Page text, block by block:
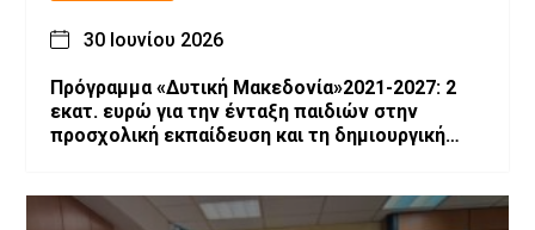
30 Ιουνίου 2026
Πρόγραμμα «Δυτική Μακεδονία»2021-2027: 2
εκατ. ευρώ για την ένταξη παιδιών στην
προσχολική εκπαίδευση και τη δημιουργική